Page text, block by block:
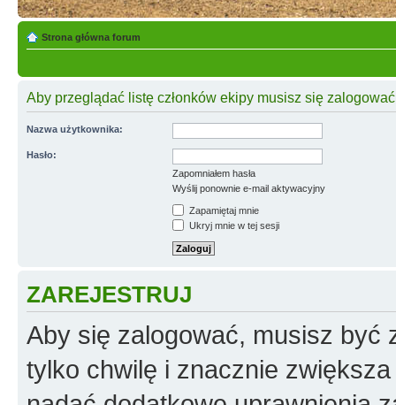
Strona główna forum
Aby przeglądać listę członków ekipy musisz się
Nazwa użytkownika:
Hasło:
Zapomniałem hasła
Wyślij ponownie e-mail aktywacyjny
Zapamiętaj mnie
Ukryj mnie w tej sesji
ZAREJESTRUJ
Aby się zalogować, musisz być
tylko chwilę i znacznie